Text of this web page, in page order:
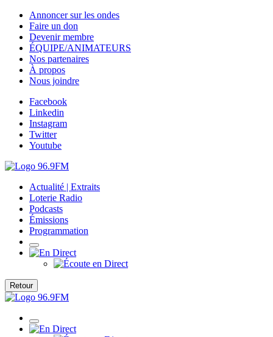
Annoncer sur les ondes
Faire un don
Devenir membre
ÉQUIPE/ANIMATEURS
Nos partenaires
À propos
Nous joindre
Facebook
Linkedin
Instagram
Twitter
Youtube
Actualité | Extraits
Loterie Radio
Podcasts
Émissions
Programmation
Retour